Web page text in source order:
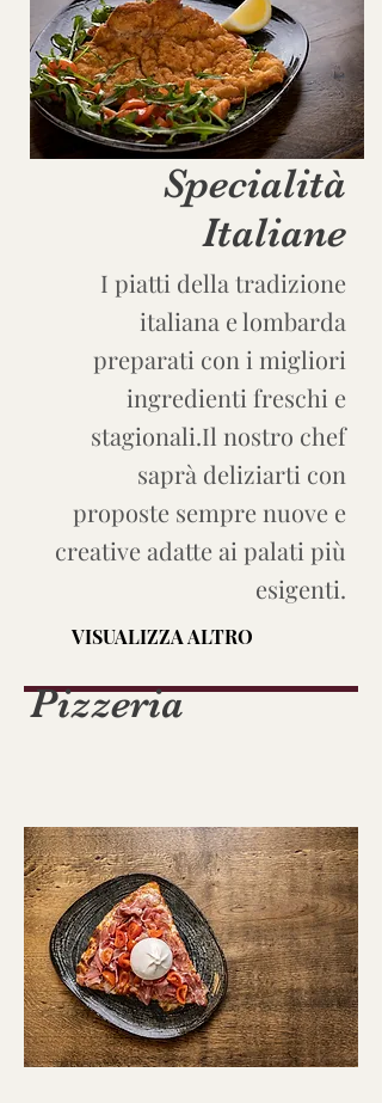
I piatti della tradizione
italiana e lombarda
preparati con i migliori
ingredienti freschi e
stagionali.Il nostro chef
saprà deliziarti con
proposte sempre nuove e
creative adatte ai palati più
esigenti.
Specialità
Italiane
VISUALIZZA ALTRO
Pizzeria